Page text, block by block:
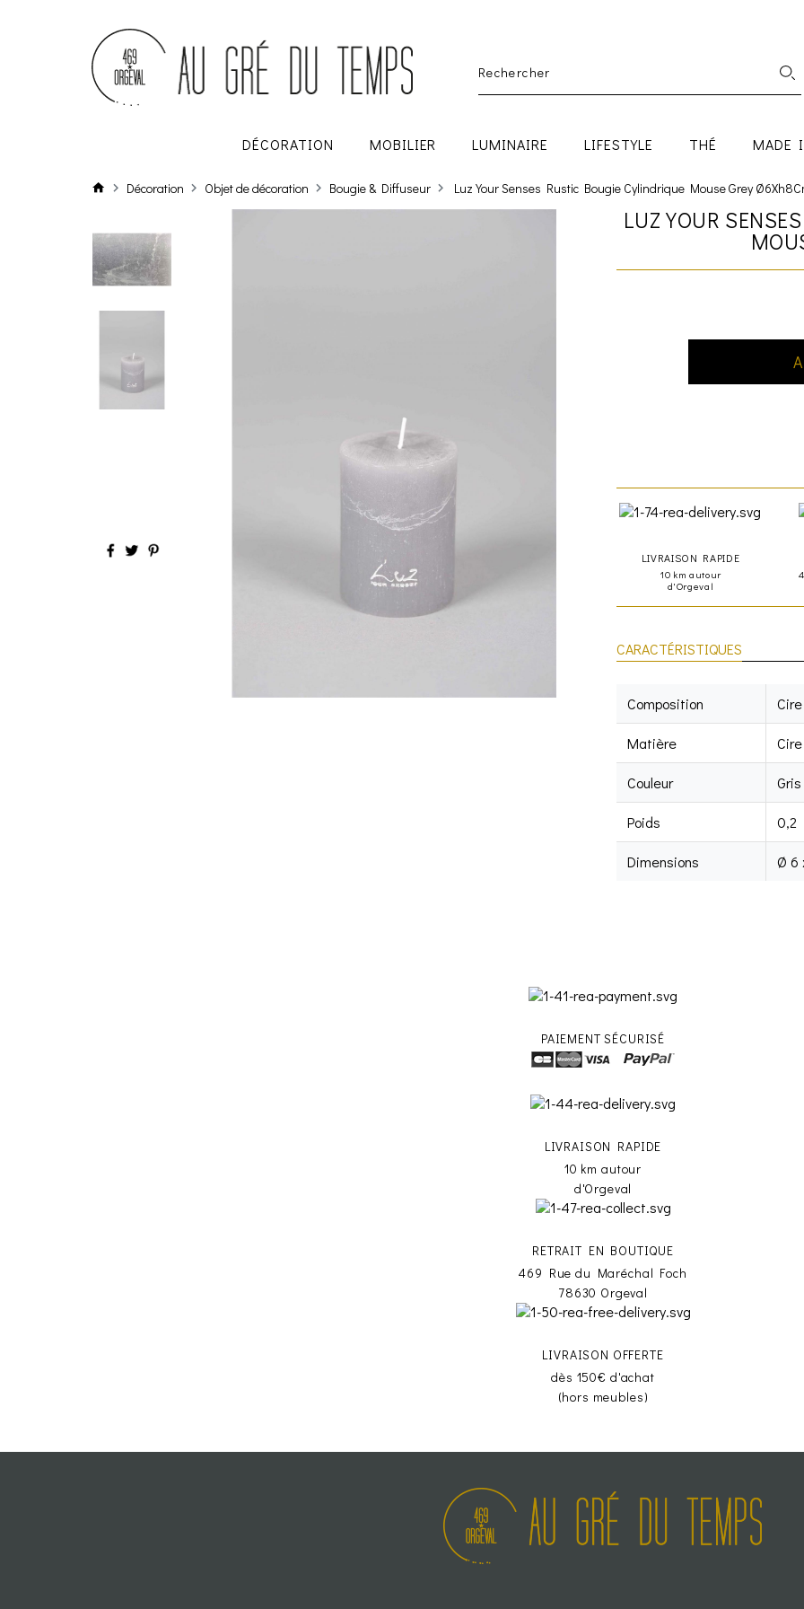
DÉCORATION MOBILIER LUMINAIRE LIFESTYLE THÉ MADE
Décoration Objet de décoration Bougie & Diffuseur Luz Your Senses Rustic Bougie Cylindrique Mouse Grey
LUZ YOUR
LIVRAISON RAPIDE
10 km autour
d'Orgeval
CARACTÉRISTIQUES
Composition Cire
Matière Cire
Couleur Gris
Poids 0,2
Dimensions Ø 6
PAIEMENT SÉCURISÉ
LIVRAISON RAPIDE
10 km autour
d'Orgeval
RETRAIT EN BOUTIQUE
469 Rue du Maréchal Foch
78630 Orgeval
LIVRAISON OFFERTE
dès 150€ d'achat
(hors meubles)